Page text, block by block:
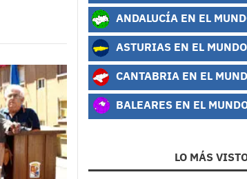
ANDALUCÍA EN EL
ASTURIAS EN EL MUNDO
CANTABRIA EN EL
BALEARES EN EL
LO MÁS